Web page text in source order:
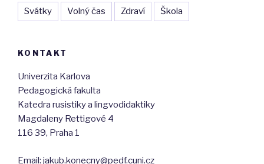
Svátky Volný čas Zdraví Škola
KONTAKT
Univerzita Karlova
Pedagogická fakulta
Katedra rusistiky a lingvodidaktiky
Magdaleny Rettigové 4
116 39, Praha 1
Email: jakub.konecny@pedf.cuni.cz